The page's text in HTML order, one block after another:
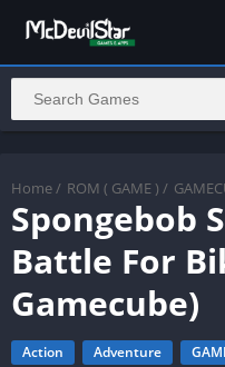
Home / ROM ( GAME ) /
Spongebob
Battle For
Gamecube)
Action Adventure